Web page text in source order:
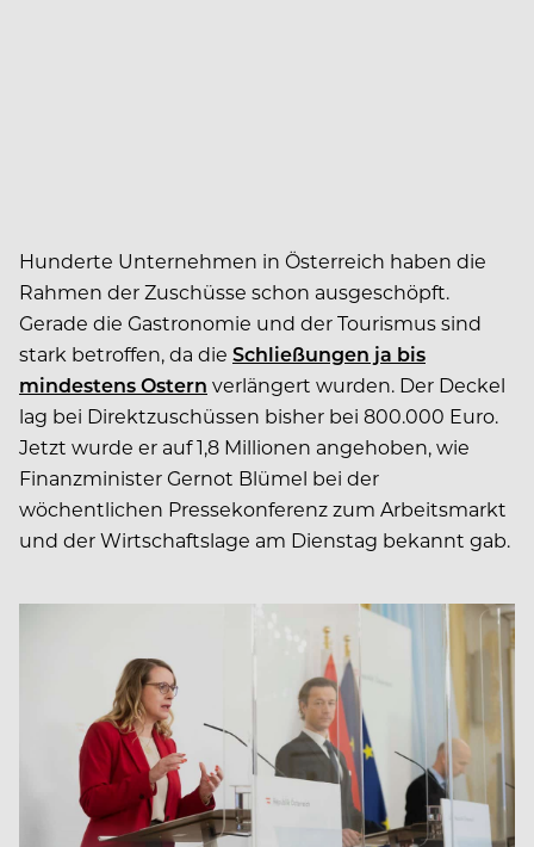
Hunderte Unternehmen in Österreich haben die
Rahmen der Zuschüsse schon ausgeschöpft.
Gerade die Gastronomie und der Tourismus sind
stark betroffen, da die Schließungen ja bis
mindestens Ostern verlängert wurden. Der Deckel
lag bei Direktzuschüssen bisher bei 800.000 Euro.
Jetzt wurde er auf 1,8 Millionen angehoben, wie
Finanzminister Gernot Blümel bei der
wöchentlichen Pressekonferenz zum Arbeitsmarkt
und der Wirtschaftslage am Dienstag bekannt gab.